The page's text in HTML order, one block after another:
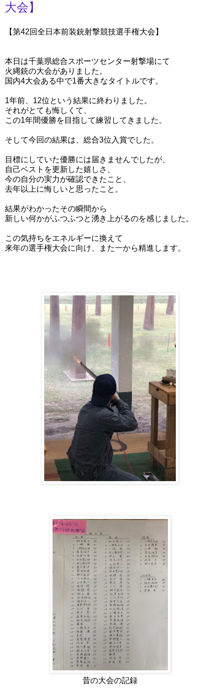
大会】
【第42回全日本前装銃射撃競技選手権大会】
本日は千葉県総合スポーツセンター射撃場にて
火縄銃の大会がありました。
国内4大会ある中で1番大きなタイトルです。
1年前、12位という結果に終わりました。
それがとても悔しくて、
この1年間優勝を目指して練習してきました。
そして今回の結果は、総合3位入賞でした。
目標にしていた優勝には届きませんでしたが、
自己ベストを更新した嬉しさ、
今の自分の実力が確認できたこと、
去年以上に悔しいと思ったこと。
結果がわかったその瞬間から
新しい何かがふつふつと湧き上がるのを感じました。
この気持ちをエネルギーに換えて
来年の選手権大会に向け、また一から精進します。
昔の大会の記録